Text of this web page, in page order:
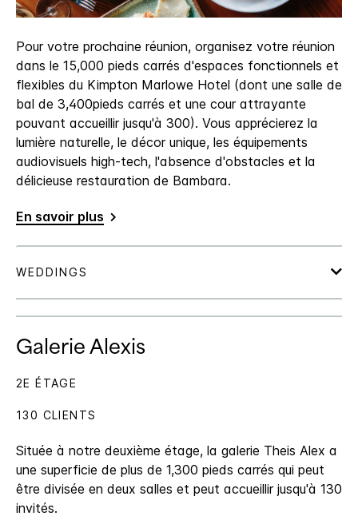
Pour votre prochaine réunion, organisez votre réunion
dans le 15,000 pieds carrés d'espaces fonctionnels et
flexibles du Kimpton Marlowe Hotel (dont une salle de
bal de 3,400pieds carrés et une cour attrayante
pouvant accueillir jusqu'à 300). Vous apprécierez la
lumière naturelle, le décor unique, les équipements
audiovisuels high-tech, l'absence d'obstacles et la
délicieuse restauration de Bambara.
En savoir plus
Galerie Alexis
Située à notre deuxième étage, la galerie Theis Alex a
une superficie de plus de 1,300 pieds carrés qui peut
être divisée en deux salles et peut accueillir jusqu'à 130
invités.
2E ÉTAGE
130 CLIENTS